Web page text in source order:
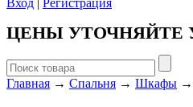
Вход | Регистрация
ЦЕНЫ УТОЧНЯЙТЕ
Главная → Спальня → Шкафы →